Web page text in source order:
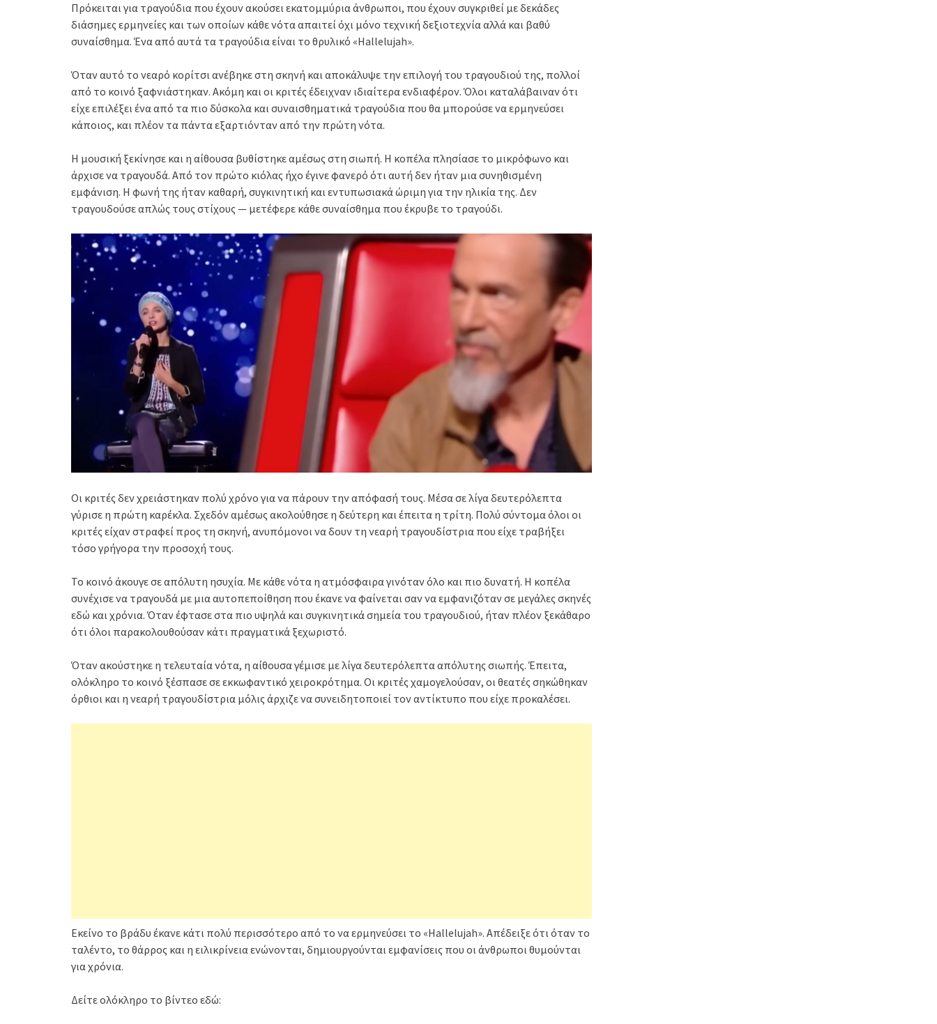
Πρόκειται για τραγούδια που έχουν ακούσει εκατομμύρια άνθρωποι, που έχουν συγκριθεί με δεκάδες
διάσημες ερμηνείες και των οποίων κάθε νότα απαιτεί όχι μόνο τεχνική δεξιοτεχνία αλλά και βαθύ
συναίσθημα. Ένα από αυτά τα τραγούδια είναι το θρυλικό «Hallelujah».
Όταν αυτό το νεαρό κορίτσι ανέβηκε στη σκηνή και αποκάλυψε την επιλογή του τραγουδιού της, πολλοί
από το κοινό ξαφνιάστηκαν. Ακόμη και οι κριτές έδειχναν ιδιαίτερα ενδιαφέρον. Όλοι καταλάβαιναν ότι
είχε επιλέξει ένα από τα πιο δύσκολα και συναισθηματικά τραγούδια που θα μπορούσε να ερμηνεύσει
κάποιος, και πλέον τα πάντα εξαρτιόνταν από την πρώτη νότα.
Η μουσική ξεκίνησε και η αίθουσα βυθίστηκε αμέσως στη σιωπή. Η κοπέλα πλησίασε το μικρόφωνο και
άρχισε να τραγουδά. Από τον πρώτο κιόλας ήχο έγινε φανερό ότι αυτή δεν ήταν μια συνηθισμένη
εμφάνιση. Η φωνή της ήταν καθαρή, συγκινητική και εντυπωσιακά ώριμη για την ηλικία της. Δεν
τραγουδούσε απλώς τους στίχους — μετέφερε κάθε συναίσθημα που έκρυβε το τραγούδι.
Οι κριτές δεν χρειάστηκαν πολύ χρόνο για να πάρουν την απόφασή τους. Μέσα σε λίγα δευτερόλεπτα
γύρισε η πρώτη καρέκλα. Σχεδόν αμέσως ακολούθησε η δεύτερη και έπειτα η τρίτη. Πολύ σύντομα όλοι οι
κριτές είχαν στραφεί προς τη σκηνή, ανυπόμονοι να δουν τη νεαρή τραγουδίστρια που είχε τραβήξει
τόσο γρήγορα την προσοχή τους.
Το κοινό άκουγε σε απόλυτη ησυχία. Με κάθε νότα η ατμόσφαιρα γινόταν όλο και πιο δυνατή. Η κοπέλα
συνέχισε να τραγουδά με μια αυτοπεποίθηση που έκανε να φαίνεται σαν να εμφανιζόταν σε μεγάλες σκηνές
εδώ και χρόνια. Όταν έφτασε στα πιο υψηλά και συγκινητικά σημεία του τραγουδιού, ήταν πλέον ξεκάθαρο
ότι όλοι παρακολουθούσαν κάτι πραγματικά ξεχωριστό.
Όταν ακούστηκε η τελευταία νότα, η αίθουσα γέμισε με λίγα δευτερόλεπτα απόλυτης σιωπής. Έπειτα,
ολόκληρο το κοινό ξέσπασε σε εκκωφαντικό χειροκρότημα. Οι κριτές χαμογελούσαν, οι θεατές σηκώθηκαν
όρθιοι και η νεαρή τραγουδίστρια μόλις άρχιζε να συνειδητοποιεί τον αντίκτυπο που είχε προκαλέσει.
Εκείνο το βράδυ έκανε κάτι πολύ περισσότερο από το να ερμηνεύσει το «Hallelujah». Απέδειξε ότι όταν το
ταλέντο, το θάρρος και η ειλικρίνεια ενώνονται, δημιουργούνται εμφανίσεις που οι άνθρωποι θυμούνται
για χρόνια.
Δείτε ολόκληρο το βίντεο εδώ: